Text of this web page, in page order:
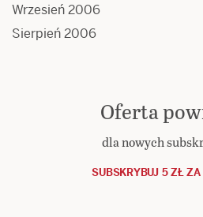
Wrzesień 2006
Sierpień 2006
Oferta
dla nowych
SUBSKRYBUJ 5 ZŁ